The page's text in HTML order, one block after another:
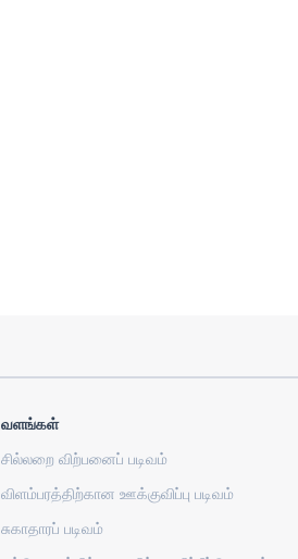
வளங்கள்
சில்லறை விற்பனைப் படிவம்
விளம்பரத்திற்கான ஊக்குவிப்பு படிவம்
சுகாதாரப் படிவம்